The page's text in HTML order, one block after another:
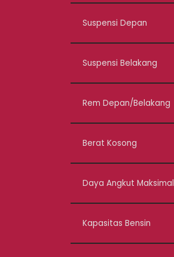
Suspensi Depan
Suspensi Belakang
Rem Depan/Belakang
Berat Kosong
Daya Angkut Maksimal
Kapasitas Bensin